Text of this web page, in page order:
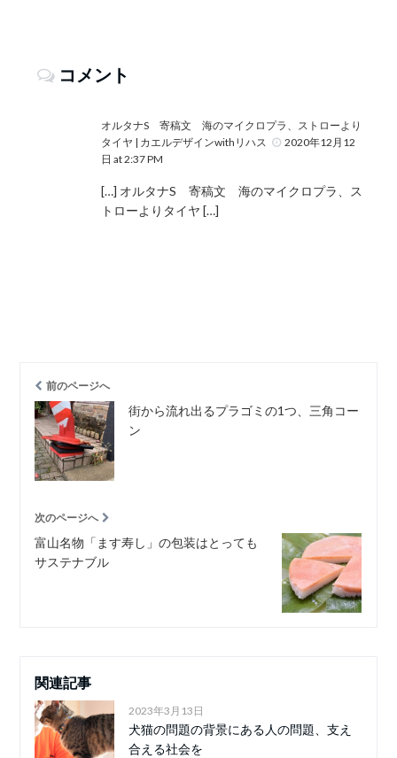
コメント
オルタナS 寄稿文 海のマイクロプラ、ストローより
タイヤ | カエルデザインwithリハス
2020年12月12
日 at 2:37 PM
[…] オルタナS 寄稿文 海のマイクロプラ、ス
トローよりタイヤ […]
前のページへ
街から流れ出るプラゴミの1つ、三角コー
ン
次のページへ
富山名物「ます寿し」の包装はとっても
サステナブル
関連記事
2023年3月13日
犬猫の問題の背景にある人の問題、支え
合える社会を